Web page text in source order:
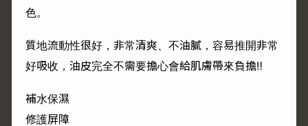
色。
質地流動性很好，非常清爽、不油膩，容易推開非常
好吸收，油皮完全不需要擔心會給肌膚帶來負擔‼
補水保濕
修護屏障